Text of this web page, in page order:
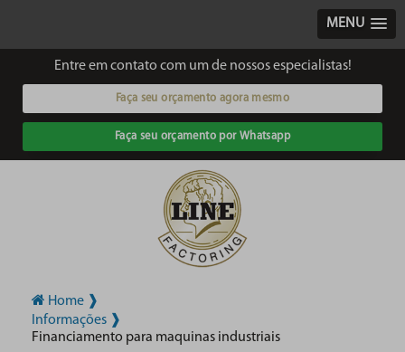
MENU
Entre em contato com um de nossos especialistas!
Faça seu orçamento agora mesmo
Faça seu orçamento por Whatsapp
Home ❱
Informações ❱
Financiamento para maquinas industriais